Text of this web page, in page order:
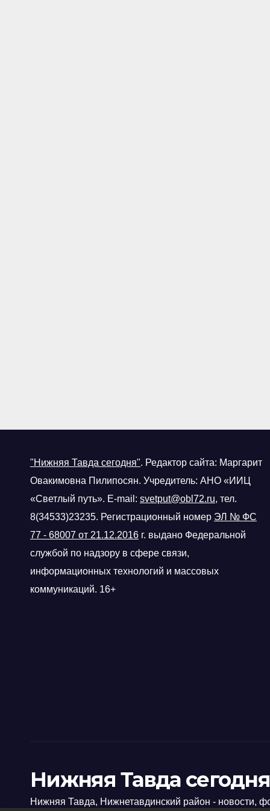
"Нижняя Тавда сегодня". Редактор сайта: Маргарит
Овакимовна Пилипосян. Учредитель: АНО «ИИЦ
«Светлый путь». E-mail: svetput@obl72.ru, тел.
8(34533)23235. Регистрационный номер ЭЛ № ФС
77 - 68007 от 21.12.2016 г. выдано Федеральной
службой по надзору в сфере связи,
информационных технологий и массовых
коммуникаций. 16+
Нижняя Тавда сегодня
Нижняя Тавда, Нижнетавдинский район - новости,